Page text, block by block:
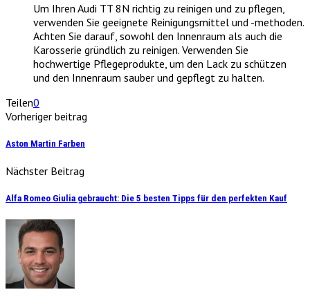
Um Ihren Audi TT 8N richtig zu reinigen und zu pflegen,
verwenden Sie geeignete Reinigungsmittel und -methoden.
Achten Sie darauf, sowohl den Innenraum als auch die
Karosserie gründlich zu reinigen. Verwenden Sie
hochwertige Pflegeprodukte, um den Lack zu schützen
und den Innenraum sauber und gepflegt zu halten.
Teilen0
Vorheriger beitrag
Aston Martin Farben
Nächster Beitrag
Alfa Romeo Giulia gebraucht: Die 5 besten Tipps für den perfekten Kauf